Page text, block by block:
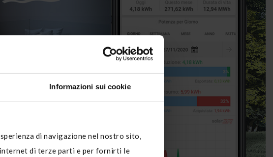
Informazioni sui cookie
di navigazione nel nostro sito,
di terze parti e per fornirti le